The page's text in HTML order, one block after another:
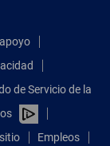
de Servicio de la
Empleos